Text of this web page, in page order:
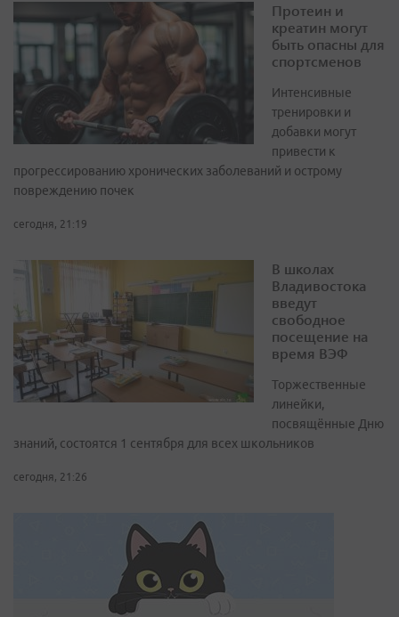
Протеин и
креатин могут
быть опасны для
спортсменов
Интенсивные
тренировки и
добавки могут
привести к
прогрессированию хронических заболеваний и острому
повреждению почек
сегодня, 21:19
В школах
Владивостока
введут
свободное
посещение на
время ВЭФ
Торжественные
линейки,
посвящённые Дню
знаний, состоятся 1 сентября для всех школьников
сегодня, 21:26